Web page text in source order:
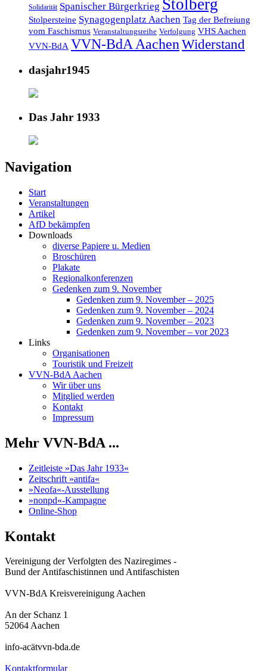
Solidarität Spanischer Bürgerkrieg Stolberg
Stolpersteine Synagogenplatz Aachen Tag der Befreiung
vom Faschismus Veranstaltungsreihe Verfolgung VHS Aachen
VVN-BdA VVN-BdA AachenWiderstand
dasjahr1945
Das Jahr 1933
Navigation
Start
Veranstaltungen
Artikel
AfD bekämpfen
Downloads
diverse Papiere u. Medien
Broschüren
Plakate
Regionalkonferenzen
Gedenken zum 9. November
Gedenken zum 9. November – 2025
Gedenken zum 9. November – 2024
Gedenken zum 9. November – 2023
Gedenken zum 9. November – vor 2023
Links
Organisationen
Touristik und Freizeit
VVN-BdA Aachen
Wir über uns
Mitglied werden
Kontakt
Impressum
Mehr VVN-BdA ...
Zeitleiste »Das Jahr 1933«
Zeitschrift »antifa«
»Neofa«-Ausstellung
»nonpd«-Kampagne
Online-Shop
Kontakt
Vereinigung der Verfolgten des Naziregimes -
Bund der Antifaschistinnen und Antifaschisten
VVN-BdA Kreisvereinigung Aachen
An der Schanz 1
52064 Aachen
info-acätvvn-bda.de
Kontaktformular